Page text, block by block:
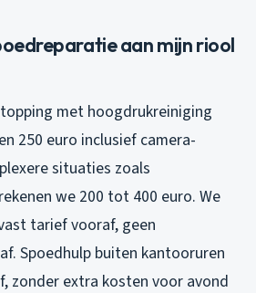
aan mijn riool
met hoogdrukreiniging
250 euro inclusief camera-
situaties zoals
we 200 tot 400 euro. We
tarief vooraf, geen
Spoedhulp buiten kantooruren
zonder extra kosten voor avond